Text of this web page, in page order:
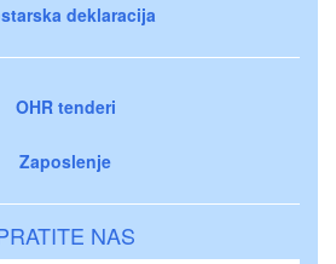
deklaracija
OHR tenderi
Zaposlenje
NAS